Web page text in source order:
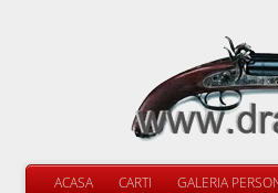
ACASA CARTI GALERIA